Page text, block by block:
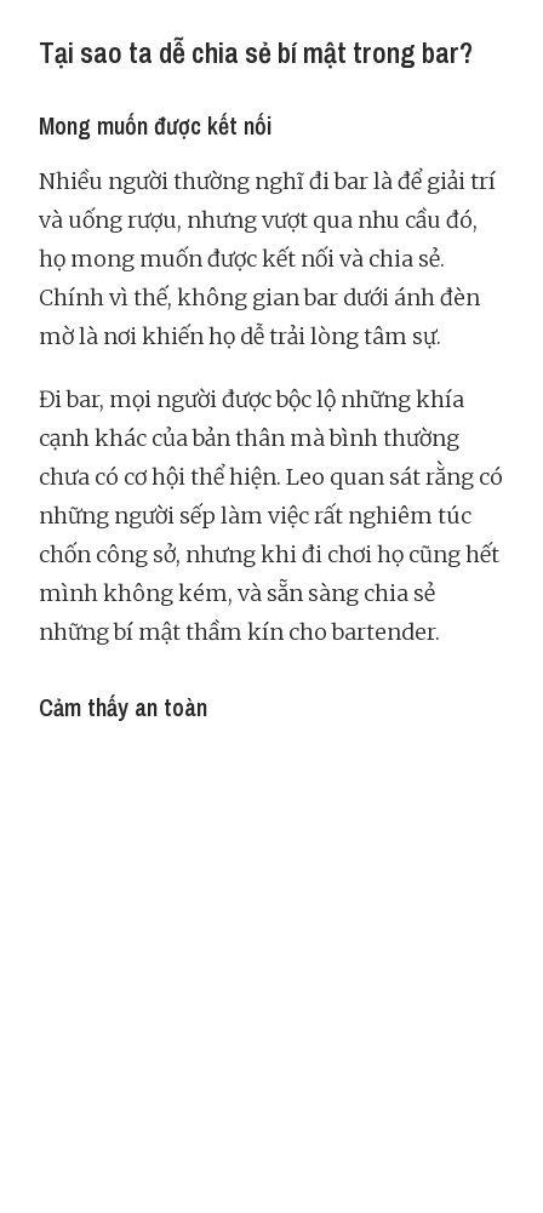
Tại sao ta dễ chia sẻ bí mật trong bar?
Mong muốn được kết nối
Nhiều người thường nghĩ đi bar là để giải trí
và uống rượu, nhưng vượt qua nhu cầu đó,
họ mong muốn được kết nối và chia sẻ.
Chính vì thế, không gian bar dưới ánh đèn
mờ là nơi khiến họ dễ trải lòng tâm sự.
Đi bar, mọi người được bộc lộ những khía
cạnh khác của bản thân mà bình thường
chưa có cơ hội thể hiện. Leo quan sát rằng có
những người sếp làm việc rất nghiêm túc
chốn công sở, nhưng khi đi chơi họ cũng hết
mình không kém, và sẵn sàng chia sẻ
những bí mật thầm kín cho bartender.
Cảm thấy an toàn